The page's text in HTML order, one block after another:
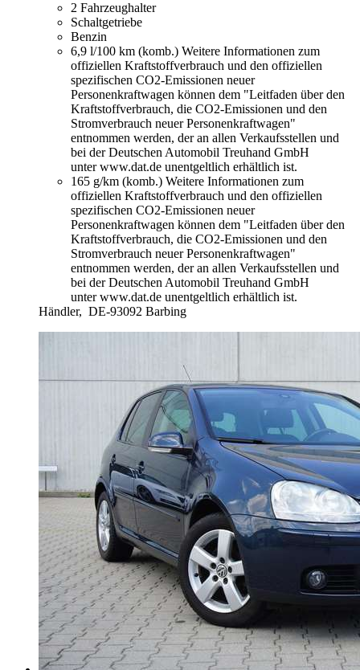
2 Fahrzeughalter
Schaltgetriebe
Benzin
6,9 l/100 km (komb.) Weitere Informationen zum
offiziellen Kraftstoffverbrauch und den offiziellen
spezifischen CO2-Emissionen neuer
Personenkraftwagen können dem "Leitfaden über den
Kraftstoffverbrauch, die CO2-Emissionen und den
Stromverbrauch neuer Personenkraftwagen"
entnommen werden, der an allen Verkaufsstellen und
bei der Deutschen Automobil Treuhand GmbH
unter www.dat.de unentgeltlich erhältlich ist.
165 g/km (komb.) Weitere Informationen zum
offiziellen Kraftstoffverbrauch und den offiziellen
spezifischen CO2-Emissionen neuer
Personenkraftwagen können dem "Leitfaden über den
Kraftstoffverbrauch, die CO2-Emissionen und den
Stromverbrauch neuer Personenkraftwagen"
entnommen werden, der an allen Verkaufsstellen und
bei der Deutschen Automobil Treuhand GmbH
unter www.dat.de unentgeltlich erhältlich ist.
Händler, DE-93092 Barbing